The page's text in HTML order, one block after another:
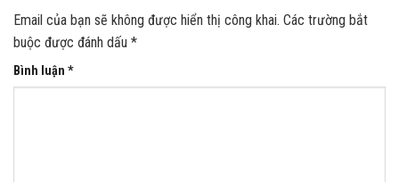
Email của bạn sẽ không được hiển thị công khai. Các trường bắt
buộc được đánh dấu *
Bình luận *